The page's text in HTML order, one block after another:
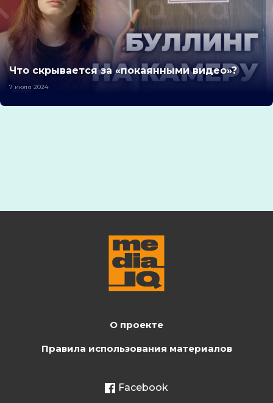
Что скрывается за «покаянными видео»?
7 июля 2024
О проекте
Правила использования материалов
Facebook